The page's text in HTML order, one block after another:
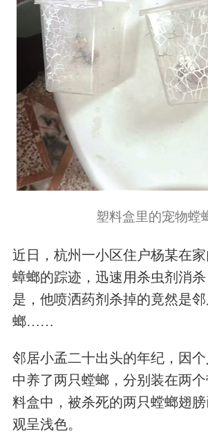
塑料盒里的宠物螳
近日，杭州一小区住户杨某在
蟑螂的踪迹，迅速用杀虫剂消
是，他喷洒药剂杀掉的竟然是
螂……
邻居小孟二十出头的年纪，因
中养了两只螳螂，分别装在两
料盒中，被杀死的两只螳螂翅
观呈浅色。